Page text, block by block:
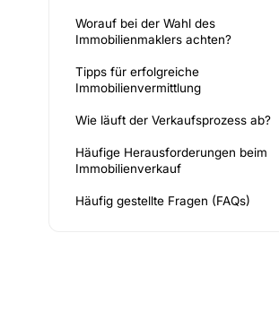
Worauf bei der Wahl des
Immobilienmaklers achten?
Tipps für erfolgreiche
Immobilienvermittlung
Wie läuft der Verkaufsprozess ab?
Häufige Herausforderungen beim
Immobilienverkauf
Häufig gestellte Fragen (FAQs)